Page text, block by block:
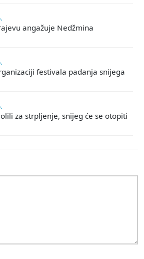
angažuje Nedžmina
festivala padanja snijega
za strpljenje, snijeg će se otopiti